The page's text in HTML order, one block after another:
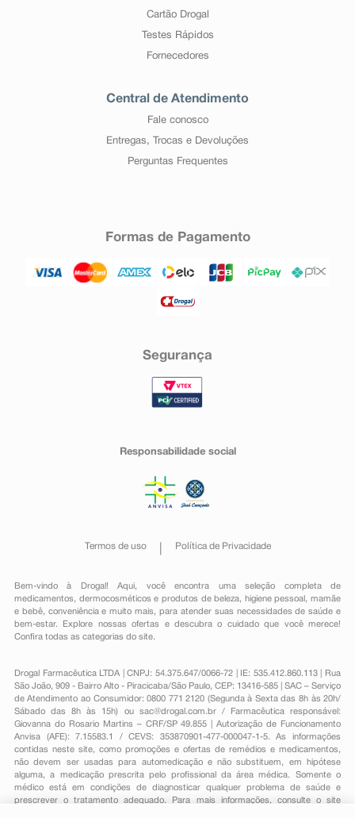
Cartão Drogal
Testes Rápidos
Fornecedores
Central de Atendimento
Fale conosco
Entregas, Trocas e Devoluções
Perguntas Frequentes
Formas de Pagamento
Segurança
Responsabilidade social
Termos de uso Política de Privacidade
Bem-vindo à Drogal! Aqui, você encontra uma seleção completa de
medicamentos , dermocosméticos e produtos de beleza, higiene pessoal ,mamãe
e bebê, conveniênciae muito mais, para atender suas necessidades de saúde e
bem-estar. Explore nossas ofertas e descubra o cuidado que você merece!
Confira todas as categorias do site.
Drogal Farmacêutica LTDA | CNPJ: 54.375.647/0066-72 | IE: 535.412.860.113 | Rua
São João, 909 - Bairro Alto - Piracicaba/São Paulo, CEP: 13416-585 | SAC – Serviço
de Atendimento ao Consumidor: 0800 771 2120 (Segunda à Sexta das 8h às 20h/
Sábado das 8h às 15h) ou sac@drogal.com.br/ Farmacêutica responsável:
Giovanna do Rosario Martins – CRF/SP 49.855 | Autorização de Funcionamento
Anvisa (AFE): 7.15583.1 / CEVS: 353870901-477-000047-1-5. As informações
contidas neste site, como promoções e ofertas de remédios e medicamentos,
não devem ser usadas para automedicação e não substituem, em hipótese
alguma, a medicação prescrita pelo profissional da área médica. Somente o
médico está em condições de diagnosticar qualquer problema de saúde e
prescrever o tratamento adequado. Para mais informações, consulte o site